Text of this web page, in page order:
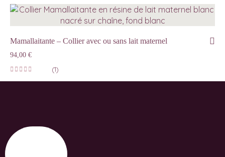
Mamallaitante – Collier avec ou sans lait maternel
94,00 €
(1)